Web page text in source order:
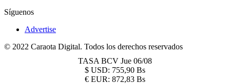
Síguenos
Advertise
© 2022 Caraota Digital. Todos los derechos reservados
TASA BCV Jue 06/08
$ USD: 755,90 Bs
€ EUR: 872,83 Bs